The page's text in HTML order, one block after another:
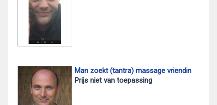
Man zoekt (tantra) massage vriendin
Prijs niet van toepassing